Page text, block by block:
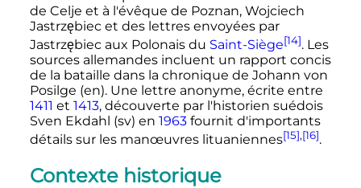
de Celje et à l'évêque de Poznan, Wojciech
Jastrzębiec et des lettres envoyées par
Jastrzębiec aux Polonais du Saint-Siège[14]. Les
sources allemandes incluent un rapport concis
de la bataille dans la chronique de Johann von
Posilge (en). Une lettre anonyme, écrite entre
1411 et 1413, découverte par l'historien suédois
Sven Ekdahl (sv) en 1963fournit d'importants
détails sur les manœuvres lituaniennes[15],[16].
Contexte historique